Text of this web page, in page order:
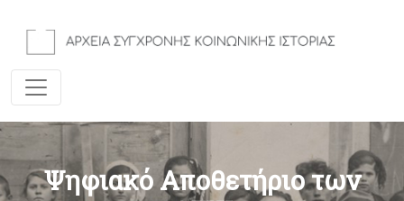
Ψηφιακό Αποθετήριο των